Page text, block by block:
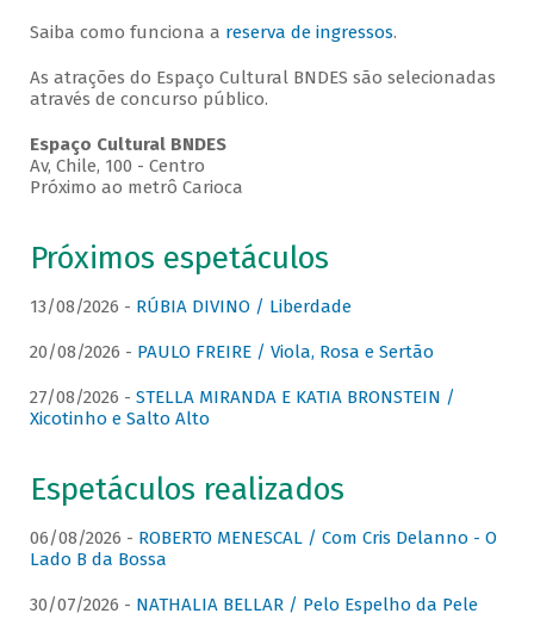
Saiba como funciona a reserva de ingressos.
As atrações do Espaço Cultural BNDES são selecionadas
através de concurso público.
Espaço Cultural BNDES
Av, Chile, 100 - Centro
Próximo ao metrô Carioca
Próximos espetáculos
13/08/2026 - RÚBIA DIVINO / Liberdade
20/08/2026 - PAULO FREIRE / Viola, Rosa e Sertão
27/08/2026 - STELLA MIRANDA E KATIA BRONSTEIN /
Xicotinho e Salto Alto
Espetáculos realizados
06/08/2026 - ROBERTO MENESCAL / Com Cris Delanno - O
Lado B da Bossa
30/07/2026 - NATHALIA BELLAR / Pelo Espelho da Pele